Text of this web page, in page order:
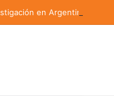
en Argentina